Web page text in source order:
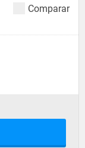
Comparar